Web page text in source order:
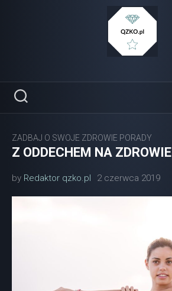
ZADBAJ O SWOJE ZDROWIE PORADY
Z ODDECHEM NA ZDROWIE
by Redaktor qzko.pl 2 czerwca 2019